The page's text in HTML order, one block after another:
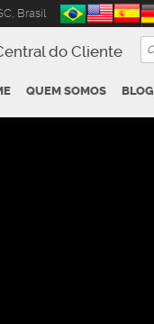
, Brasil
do Cliente
BLOG
QUEM SOMOS